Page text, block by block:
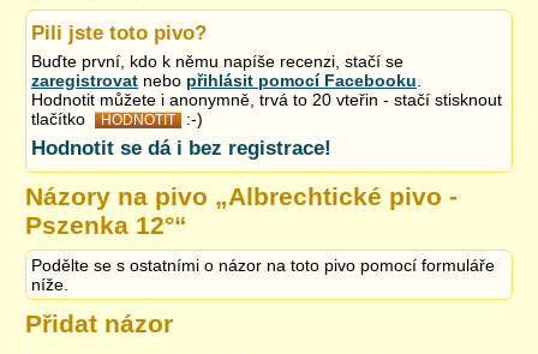
Pili jste toto pivo?
Buďte první, kdo k němu napíše recenzi, stačí se
zaregistrovat nebo přihlásit pomocí Facebooku
Hodnotit můžete i anonymně, trvá to 20 vteřin - stačí stisknout
tlačítko
HODNOTIT :-)
Hodnotit se dá i bez registrace!
Názory na pivo „Albrechtické pivo -
Pszenka 12°“
Podělte se s ostatními o názor na toto pivo pomocí formuláře
níže.
Přidat názor